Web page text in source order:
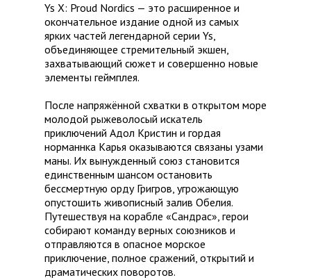
Ys X: Proud Nordics — это расширенное и
окончательное издание одной из самых
ярких частей легендарной серии Ys,
объединяющее стремительный экшен,
захватывающий сюжет и совершенно новые
элементы геймплея.
После напряжённой схватки в открытом море
молодой рыжеволосый искатель
приключений Адол Кристин и гордая
норманнка Карья оказываются связаны узами
маны. Их вынужденный союз становится
единственным шансом остановить
бессмертную орду Григров, угрожающую
опустошить живописный залив Обелия.
Путешествуя на корабле «Сандрас», герои
собирают команду верных союзников и
отправляются в опасное морское
приключение, полное сражений, открытий и
драматических поворотов.